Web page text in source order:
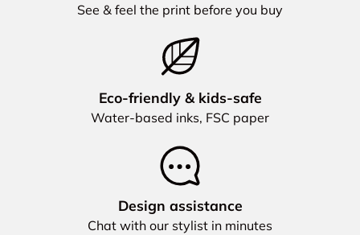
See & feel the print before you buy
Eco‑friendly & kids‑safe
Water‑based inks, FSC paper
Design assistance
Chat with our stylist in minutes